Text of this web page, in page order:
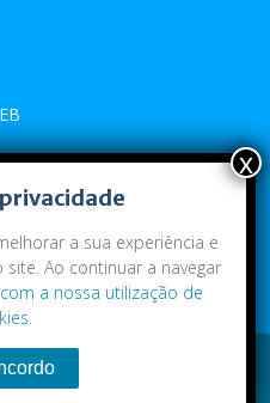
CEI
os direitos reservados.
a sua experiência e
Ao continuar a navegar
a nossa utilização de
.